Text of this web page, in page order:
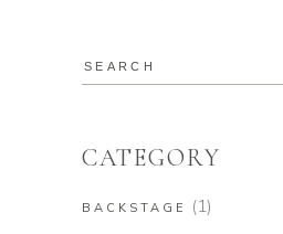
CATEGORY
BACKSTAGE (1)